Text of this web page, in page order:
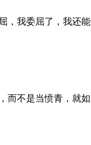
我委屈了，我还能
而不是当愤青，就